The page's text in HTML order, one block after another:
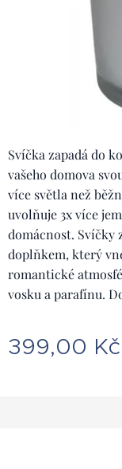
Svíčka zapadá do
vašeho domova
více světla než
uvolňuje 3x více
domácnost. Svíčky
doplňkem, který
romantické
vosku a parafínu.
399,00 Kč